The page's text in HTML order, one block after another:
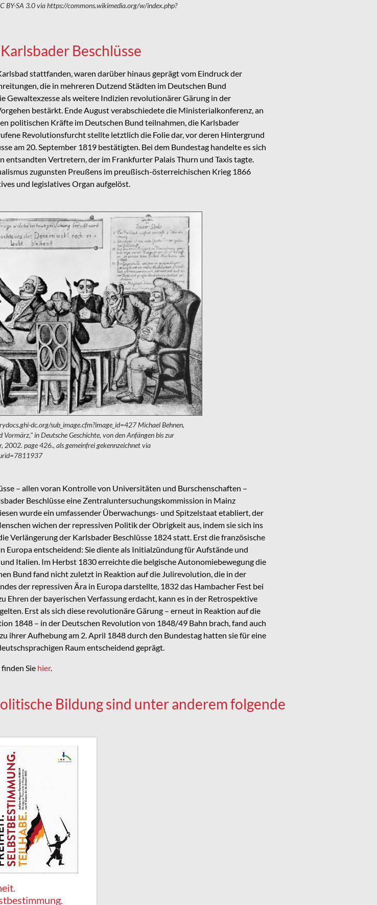
BY-SA 3.0 via https://commons.wikimedia.org/w/index.php?
Beschlüsse
stattfanden, waren darüber hinaus geprägt vom Eindruck der
die in mehreren Dutzend Städten im Deutschen Bund
als weitere Indizien revolutionärer Gärung in der
bestärkt. Ende August verabschiedete die Ministerialkonferenz, an
politischen Kräfte im Deutschen Bund teilnahmen, die Karlsbader
Revolutionsfurcht stellte letztlich die Folie dar, vor deren Hintergrund
am 20. September 1819 bestätigten. Bei dem Bundestag handelte es sich
entsandten Vertretern, der im Frankfurter Palais Thurn und Taxis tagte.
zugunsten Preußens im preußisch-österreichischen Krieg 1866
und legislatives Organ aufgelöst.
dc.org/sub_image.cfm?image_id=427 Michael Behnen,
in Deutsche Geschichte, von den Anfängen bis zur
page 426., als gemeinfrei gekennzeichnet via
– allen voran Kontrolle von Universitäten und Burschenschaften –
Beschlüsse eine Zentraluntersuchungskommission in Mainz
wurde ein umfassender Überwachungs- und Spitzelstaat etabliert, der
wichen der repressiven Politik der Obrigkeit aus, indem sie sich ins
Verlängerung der Karlsbader Beschlüsse 1824 statt. Erst die französische
entscheidend: Sie diente als Initialzündung für Aufstände und
Italien. Im Herbst 1830 erreichte die belgische Autonomiebewegung die
Bund fand nicht zuletzt in Reaktion auf die Julirevolution, die in der
der repressiven Ära in Europa darstellte, 1832 das Hambacher Fest bei
der bayerischen Verfassung erdacht, kann es in der Retrospektive
Erst als sich diese revolutionäre Gärung – erneut in Reaktion auf die
1848 – in der Deutschen Revolution von 1848/49 Bahn brach, fand auch
ihrer Aufhebung am 2. April 1848 durch den Bundestag hatten sie für eine
Raum entscheidend geprägt.
Sie hier.
Bildung sind unter anderem folgende